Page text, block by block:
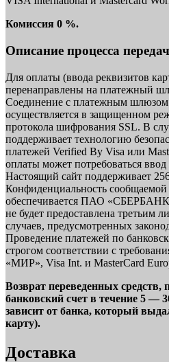
Комиссия 0 %.
Описание процесса
Для оплаты (ввода реквизитов
перенаправлены на
Соединение с платежным
осуществляется в защищенном
протокола шифрования SSL. В
поддерживает технологию
платежей Verified By Visa или
оплаты может потребоваться
Настоящий сайт поддерживает
Конфиденциальность
обеспечивается ПАО
не будет предоставлена третьим
случаев, предусмотренных
Проведение платежей по
строгом соответствии с
«МИР», Visa Int. и MasterCard
Возврат переведенных средств,
банковский счет в течение 5 —
зависит от банка, который
карту).
Доставка